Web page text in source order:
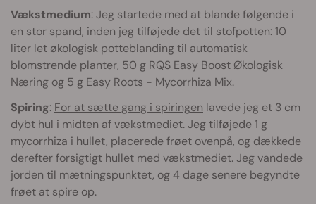
Vækstmedium: Jeg startede med at blande følgende i
en stor spand, inden jeg tilføjede det til stofpotten: 10
liter let økologisk potteblanding til automatisk
blomstrende planter, 50 g RQS Easy Boost Økologisk
Næring og 5 g Easy Roots - Mycorrhiza Mix.
Spiring: For at sætte gang i spiringen lavede jeg et 3 cm
dybt hul i midten af vækstmediet. Jeg tilføjede 1 g
mycorrhiza i hullet, placerede frøet ovenpå, og dækkede
derefter forsigtigt hullet med vækstmediet. Jeg vandede
jorden til mætningspunktet, og 4 dage senere begyndte
frøet at spire op.